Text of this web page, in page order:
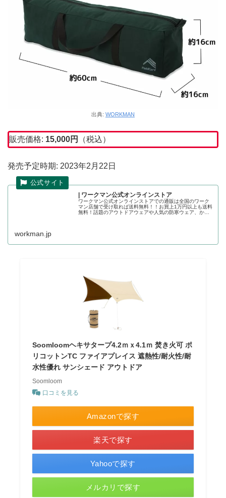
出典: WORKMAN
販売価格: 15,000円 （税込）
発売予定時期: 2023年2月22日
| ワークマン公式オンラインストア
ワークマン公式オンラインストアでの通販は全国のワーク
マン店舗で受け取れば送料無料！！お買上1万円以上も送料
無料！話題のアウトドアウェアや人気の防寒ウェア、かっ
workman.jp
Soomloomヘキサタープ4.2ｍｘ4.1ｍ 焚き火可 ポ
リコットンTC ファイアプレイス 遮熱性/耐火性/耐
水性優れ サンシェード アウトドア
Soomloom
口コミを見る
Amazonで探す
楽天で探す
Yahooで探す
メルカリで探す